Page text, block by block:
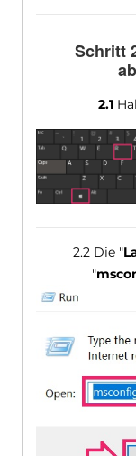
Schritt
2.1
2.2 Die "
"